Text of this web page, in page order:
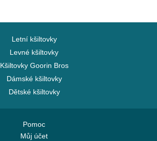
Letní kšiltovky
Levné kšiltovky
Kšiltovky Goorin Bros
Dámské kšiltovky
Dětské kšiltovky
Pomoc
Můj účet